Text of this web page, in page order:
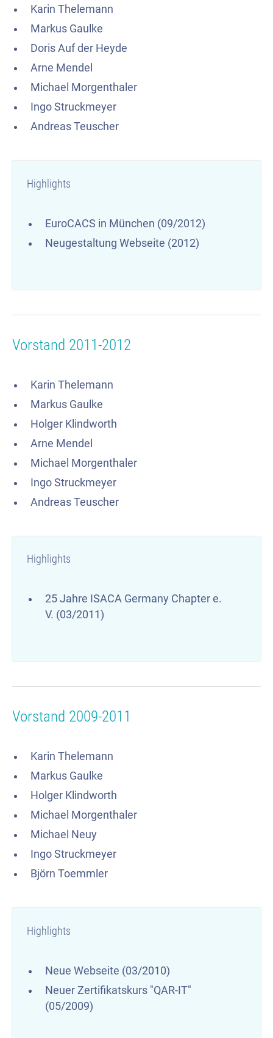
Karin Thelemann
Markus Gaulke
Doris Auf der Heyde
Arne Mendel
Michael Morgenthaler
Ingo Struckmeyer
Andreas Teuscher
Highlights
EuroCACS in München (09/2012)
Neugestaltung Webseite (2012)
Vorstand 2011-2012
Karin Thelemann
Markus Gaulke
Holger Klindworth
Arne Mendel
Michael Morgenthaler
Ingo Struckmeyer
Andreas Teuscher
Highlights
25 Jahre ISACA Germany Chapter e.
V. (03/2011)
Vorstand 2009-2011
Karin Thelemann
Markus Gaulke
Holger Klindworth
Michael Morgenthaler
Michael Neuy
Ingo Struckmeyer
Björn Toemmler
Highlights
Neue Webseite (03/2010)
Neuer Zertifikatskurs "QAR-IT"
(05/2009)